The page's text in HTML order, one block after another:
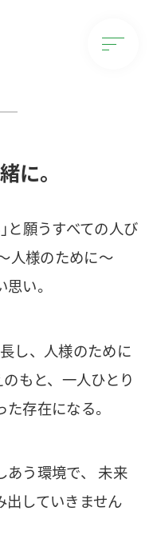
に。
と願うすべての人び
人様のために～
い。
し、人様のために
もと、一人ひとり
存在になる。
う環境で、
未来
出していきません